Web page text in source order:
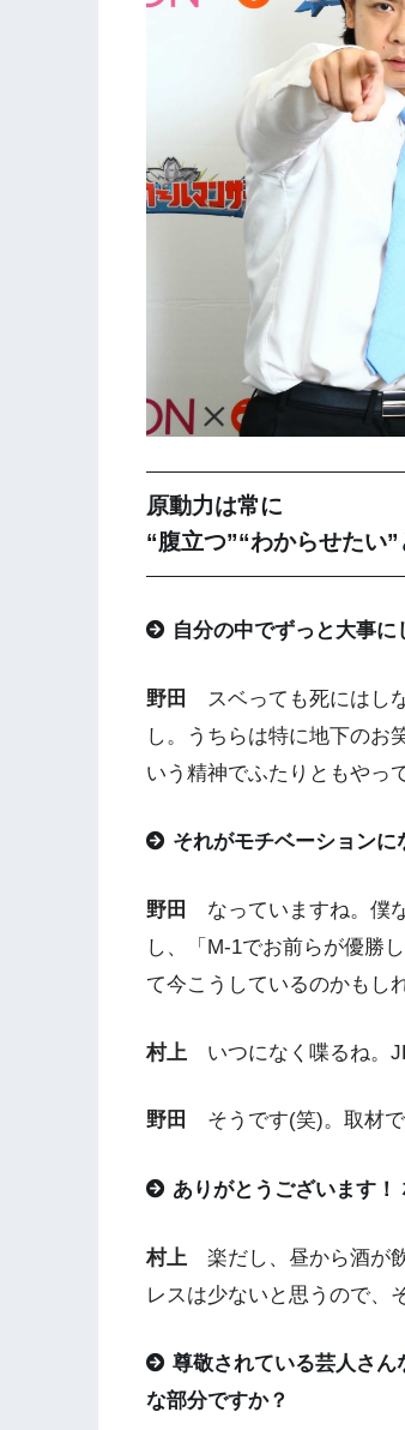
原動力は常に
“腹立つ”“わからせたい
自分の中でずっと大事
野田
スベっても死にはし
し。うちらは特に地下のお
いう精神でふたりともやっ
それがモチベーションに
野田
なっていますね。僕
し、「M-1でお前らが優勝
て今こうしているのかもし
村上 いつになく喋るね。
野田 そうです(笑)。取材で
ありがとうございます！
村上 楽だし、昼から酒が
レスは少ないと思うので、
尊敬されている芸人さ
な部分ですか？